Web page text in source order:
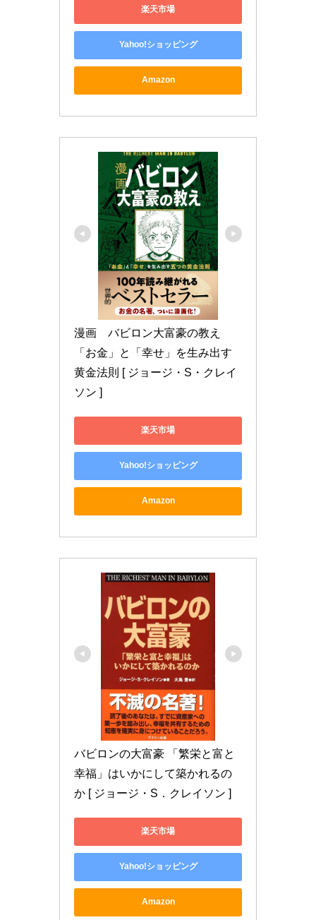
楽天市場
Yahoo!ショッピング
Amazon
漫画　バビロン大富豪の教え
「お金」と「幸せ」を生み出す
黄金法則 [ ジョージ・S・クレイ
ソン ]
楽天市場
Yahoo!ショッピング
Amazon
バビロンの大富豪 「繁栄と富と
幸福」はいかにして築かれるの
か [ ジョージ・S．クレイソン ]
楽天市場
Yahoo!ショッピング
Amazon